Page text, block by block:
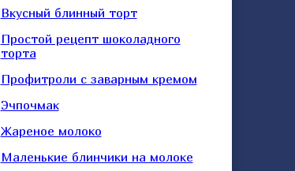
Вкусный блинный торт
Простой рецепт шоколадного
торта
Профитроли с заварным кремом
Эчпочмак
Жареное молоко
Маленькие блинчики на молоке